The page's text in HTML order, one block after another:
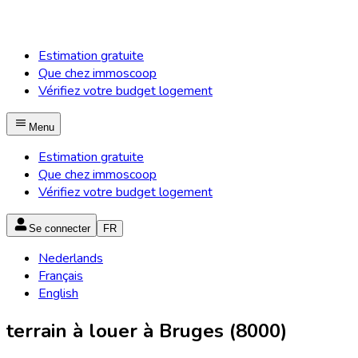
Estimation gratuite
Que chez immoscoop
Vérifiez votre budget logement
Menu
Estimation gratuite
Que chez immoscoop
Vérifiez votre budget logement
Se connecter FR
Nederlands
Français
English
terrain à louer à Bruges (8000)